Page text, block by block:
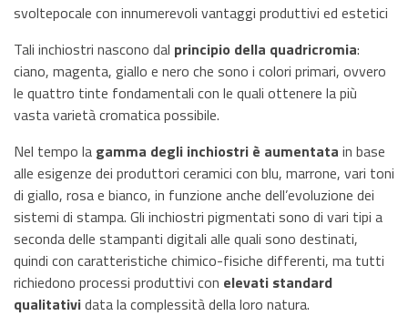
svoltepocale con innumerevoli vantaggi produttivi ed estetici
Tali inchiostri nascono dal principio della quadricromia:
ciano, magenta, giallo e nero che sono i colori primari, ovvero
le quattro tinte fondamentali con le quali ottenere la più
vasta varietà cromatica possibile.
Nel tempo la gamma degli inchiostri è aumentata in base
alle esigenze dei produttori ceramici con blu, marrone, vari toni
di giallo, rosa e bianco, in funzione anche dell’evoluzione dei
sistemi di stampa. Gli inchiostri pigmentati sono di vari tipi a
seconda delle stampanti digitali alle quali sono destinati,
quindi con caratteristiche chimico-fisiche differenti, ma tutti
richiedono processi produttivi con elevati standard
qualitatividata la complessità della loro natura.